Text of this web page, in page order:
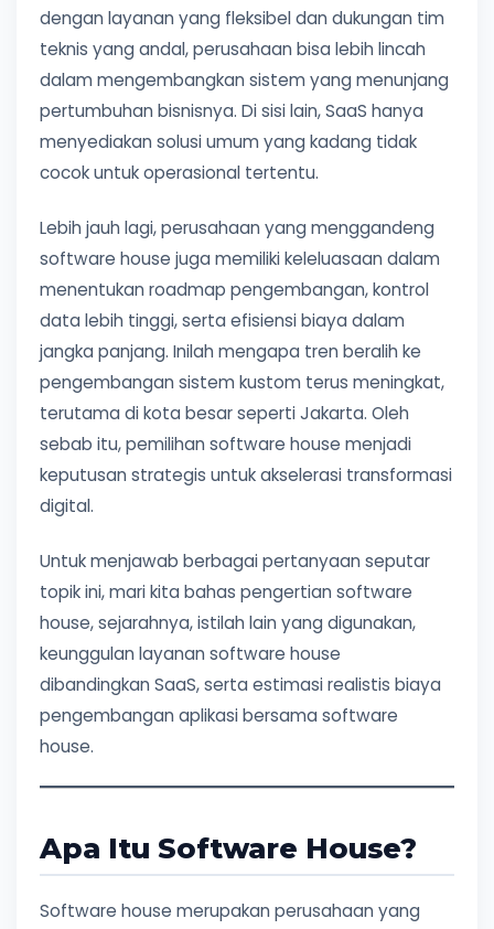
dengan layanan yang fleksibel dan dukungan tim
teknis yang andal, perusahaan bisa lebih lincah
dalam mengembangkan sistem yang menunjang
pertumbuhan bisnisnya. Di sisi lain, SaaS hanya
menyediakan solusi umum yang kadang tidak
cocok untuk operasional tertentu.
Lebih jauh lagi, perusahaan yang menggandeng
software house juga memiliki keleluasaan dalam
menentukan roadmap pengembangan, kontrol
data lebih tinggi, serta efisiensi biaya dalam
jangka panjang. Inilah mengapa tren beralih ke
pengembangan sistem kustom terus meningkat,
terutama di kota besar seperti Jakarta. Oleh
sebab itu, pemilihan software house menjadi
keputusan strategis untuk akselerasi transformasi
digital.
Untuk menjawab berbagai pertanyaan seputar
topik ini, mari kita bahas pengertian software
house, sejarahnya, istilah lain yang digunakan,
keunggulan layanan software house
dibandingkan SaaS, serta estimasi realistis biaya
pengembangan aplikasi bersama software
house.
Apa Itu Software House?
Software house merupakan perusahaan yang